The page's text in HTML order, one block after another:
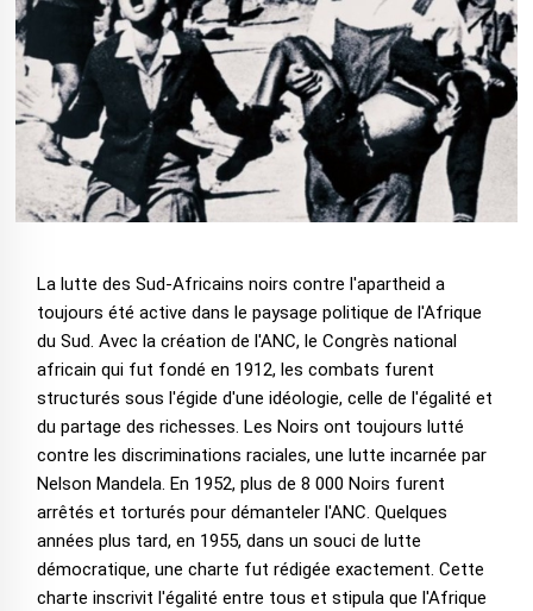
La lutte des Sud-Africains noirs contre l'apartheid a
toujours été active dans le paysage politique de l'Afrique
du Sud. Avec la création de l'ANC, le Congrès national
africain qui fut fondé en 1912, les combats furent
structurés sous l'égide d'une idéologie, celle de l'égalité et
du partage des richesses. Les Noirs ont toujours lutté
contre les discriminations raciales, une lutte incarnée par
Nelson Mandela. En 1952, plus de 8 000 Noirs furent
arrêtés et torturés pour démanteler l'ANC. Quelques
années plus tard, en 1955, dans un souci de lutte
démocratique, une charte fut rédigée exactement. Cette
charte inscrivit l'égalité entre tous et stipula que l'Afrique